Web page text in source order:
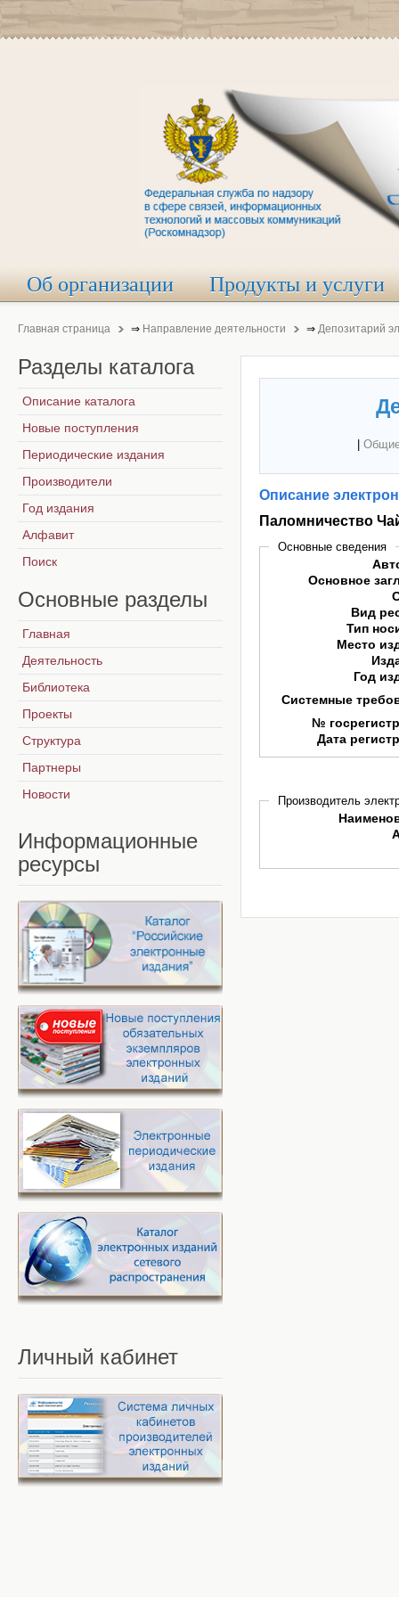
Об организации Продукты и услуги
Главная страница ⇒ Направление деятельности ⇒ Депозитарий
Описание
Паломничество
Основные сведения
Основное
Вид
Тип
Место
Год
Системные
№
Дата
Производитель
Разделы каталога
Описание каталога
Новые поступления
Периодические издания
Производители
Год издания
Алфавит
Поиск
Основные разделы
Главная
Деятельность
Библиотека
Проекты
Структура
Партнеры
Новости
Информационные
ресурсы
Личный кабинет